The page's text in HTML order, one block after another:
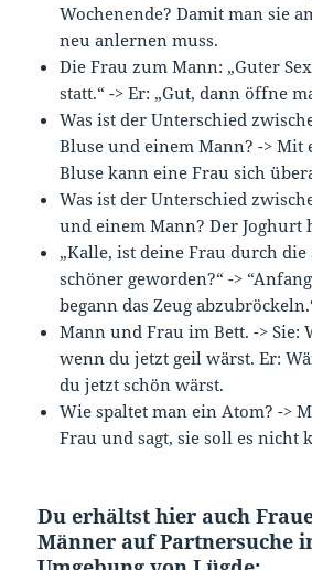
Wochenende? Damit man sie
neu anlernen muss.
Die Frau zum Mann: „Guter
statt.“ -> Er: „Gut, dann öffne
Was ist der Unterschied
Bluse und einem Mann? -> Mit
Bluse kann eine Frau sich
Was ist der Unterschied
und einem Mann? Der Joghurt
„Kalle, ist deine Frau durch die
schöner geworden?“ ->
begann das Zeug
Mann und Frau im Bett. -> Sie:
wenn du jetzt geil wärst. Er:
du jetzt schön wärst.
Wie spaltet man ein Atom? ->
Frau und sagt, sie soll es nicht
Du erhältst hier auch
Männer auf Partnersuche